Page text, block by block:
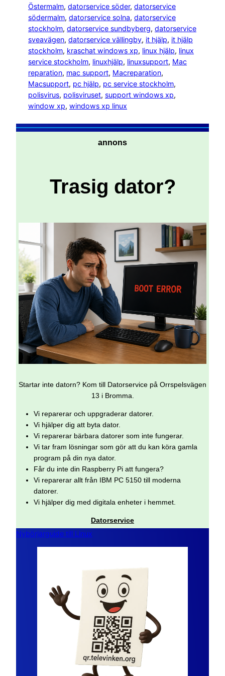
Östermalm, datorservice söder, datorservice
södermalm, datorservice solna, datorservice
stockholm, datorservice sundbyberg, datorservice
sveavägen, datorservice vällingby, it hjälp, it hjälp
stockholm, kraschat windows xp, linux hjälp, linux
service stockholm, linuxhjälp, linuxsupport, Mac
reparation, mac support, Macreparation
Macsupport, pc hjälp, pc service stockholm
polisvirus, polisviruset, support windows xp
window xp, windows xp linux
annons
Trasig dator?
Startar inte datorn? Kom till Datorservice på Orrspelsvägen
13 i Bromma.
Vi reparerar och uppgraderar datorer.
Vi hjälper dig att byta dator.
Vi reparerar bärbara datorer som inte fungerar.
Vi tar fram lösningar som gör att du kan köra gamla
program på din nya dator.
Får du inte din Raspberry Pi att fungera?
Vi reparerar allt från IBM PC 5150 till moderna
datorer.
Vi hjälper dig med digitala enheter i hemmet.
Datorservice
Nybörjarguide till Linux